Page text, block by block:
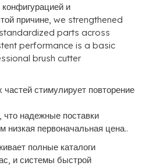
и
причине, we strengthened
parts across
performance is a basic
brush cutter
стимулирует повторение
надежные поставки
низкая первоначальная цена..
полные каталоги
и системы быстрой